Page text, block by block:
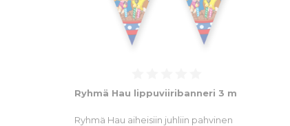
Ryhmä Hau lippuviiribanneri 3 m
Ryhmä Hau aiheisiin juhliin pahvinen